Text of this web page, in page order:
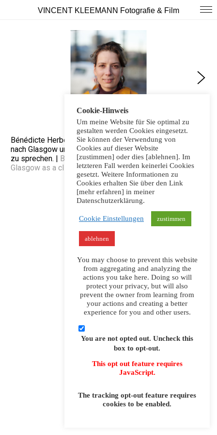
VINCENT KLEEMANN Fotografie & Film
Bénédicte Herbout fuhr mit dem Fahrrad von München
nach Glasgow um als Klimaaktivistin auf der COP+2021
zu sprechen. | Bénédicte Herbout cycled from Munich to
Glasgow as a climate activist to speak at COP+2021.
Datenschutz
Cookie-Hinweis
Um meine Website für Sie optimal zu
gestalten werden Cookies eingesetzt.
Sie können der Verwendung von
Cookies auf dieser Website
[zustimmen] oder dies [ablehnen]. Im
letzteren Fall werden keinerlei Cookies
gesetzt. Weitere Informationen zu
Cookies erhalten Sie über den Link
[mehr erfahren] in meiner
Datenschutzerklärung.
Cookie Einstellungen zustimmen
ablehnen
You may choose to prevent this website
from aggregating and analyzing the
actions you take here. Doing so will
protect your privacy, but will also
prevent the owner from learning from
your actions and creating a better
experience for you and other users.
You are not opted out. Uncheck this
box to opt-out.
This opt out feature requires
JavaScript.
The tracking opt-out feature requires
cookies to be enabled.